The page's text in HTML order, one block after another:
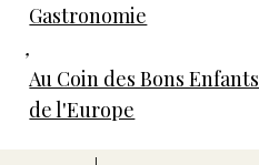
Gastronomie
,
Au Coin des Bons Enfants
de l'Europe